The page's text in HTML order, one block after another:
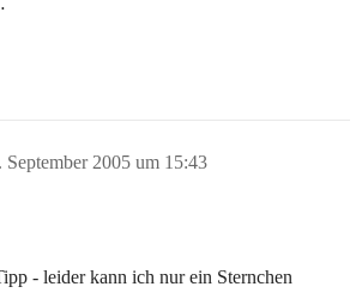
September 2005 um 15:43
- leider kann ich nur ein Sternchen